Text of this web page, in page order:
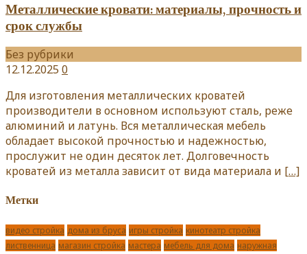
Металлические кровати: материалы, прочность и
срок службы
Без рубрики
12.12.2025 0
Для изготовления металлических кроватей
производители в основном используют сталь, реже
алюминий и латунь. Вся металлическая мебель
обладает высокой прочностью и надежностью,
прослужит не один десяток лет. Долговечность
кроватей из металла зависит от вида материала и […]
Метки
видео стройка дома из бруса игры стройка кинотеатр стройка
лиственница магазин стройка мастера мебель для дома наружная